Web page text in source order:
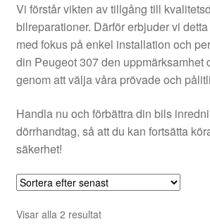
Vagn
Världsomspännande frakt
Villkor
Vi förstår vikten av tillgång till
bilreparationer. Därför erbjuder vi
med fokus på enkel installation och
din Peugeot 307 den uppmärksamhet
genom att välja våra prövade och
Handla nu och förbättra din bils
dörrhandtag, så att du kan fortsätta
säkerhet!
Visar alla 2 resultatSortera